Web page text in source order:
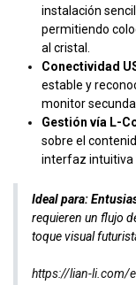
instalación
permitiendo
al cristal.
Conectividad
estable y
monitor
Gestión vía L-
sobre el
interfaz intuitiva
Ideal para:
requieren un flujo
toque visual
https://lian-li.com/